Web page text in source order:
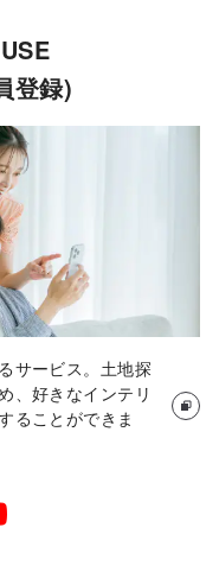
登録)
サービス。土地探
、好きなインテリ
ることができま